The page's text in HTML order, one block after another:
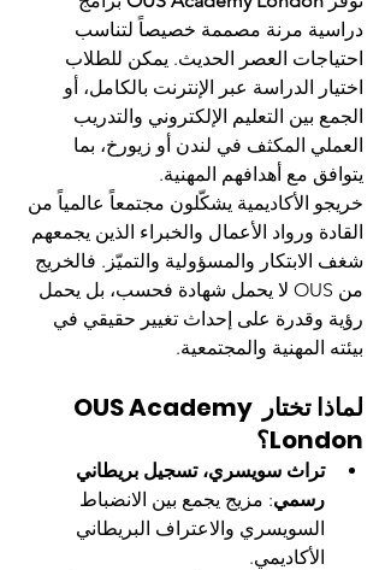
دراسية مرنة مصممة خصيصاً لتناسب
احتياجات العصر الحديث. يمكن للطلاب
اختيار الدراسة عبر الإنترنت بالكامل، أو
الجمع بين التعليم الإلكتروني والتدريب
العملي المكثف في لندن أو زيورخ، بما
يتوافق مع أهدافهم المهنية.
خريجو الأكاديمية يشكّلون مجتمعاً عالمياً من
القادة ورواد الأعمال والخبراء الذين يجمعهم
شغف الابتكار والمسؤولية والتميّز. فالخريج
من OUS لا يحمل شهادة فحسب، بل يحمل
رؤية وقدرة على إحداث تغيير حقيقي في
بيئته المهنية والمجتمعية.
لماذا تختار OUS Academy
London؟
تراث سويسري، تسجيل بريطاني
رسمي: مزيج يجمع بين الانضباط
السويسري والاعتراف البريطاني
الأكاديمي.